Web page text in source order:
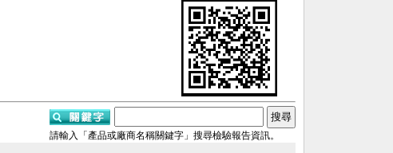
請輸入「產品或廠商名稱關鍵字」搜尋檢驗報告資訊。